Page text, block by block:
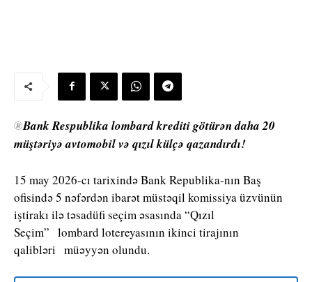
®Bank Respublika lombard krediti götürən daha 20
müştəriyə avtomobil və qızıl külçə qazandırdı!
15 may 2026-cı tarixində Bank Republika-nın Baş
ofisində 5 nəfərdən ibarət müstəqil komissiya üzvünün
iştirakı ilə təsadüfi seçim əsasında “Qızıl
Seçim” lombard lotereyasının ikinci tirajının
qalibləri müəyyən olundu.